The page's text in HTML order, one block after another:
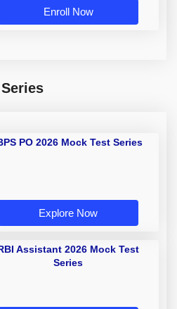
Enroll Now
PO 2026 Mock Test Series
Explore Now
Assistant 2026 Mock Test
Series